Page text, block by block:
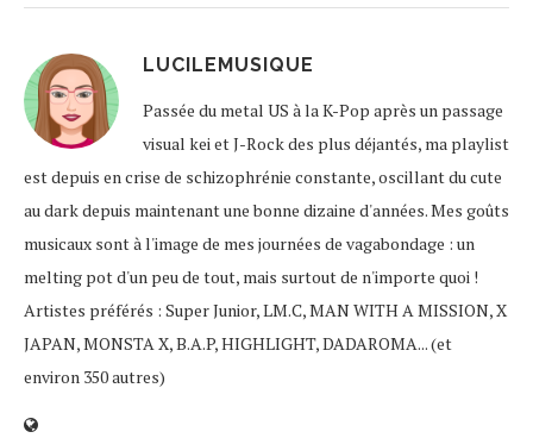
LUCILEMUSIQUE
Passée du metal US à la K-Pop après un passage
visual kei et J-Rock des plus déjantés, ma playlist
est depuis en crise de schizophrénie constante, oscillant du cute
au dark depuis maintenant une bonne dizaine d'années. Mes goûts
musicaux sont à l'image de mes journées de vagabondage : un
melting pot d'un peu de tout, mais surtout de n'importe quoi !
Artistes préférés : Super Junior, LM.C, MAN WITH A MISSION, X
JAPAN, MONSTA X, B.A.P, HIGHLIGHT, DADAROMA... (et
environ 350 autres)